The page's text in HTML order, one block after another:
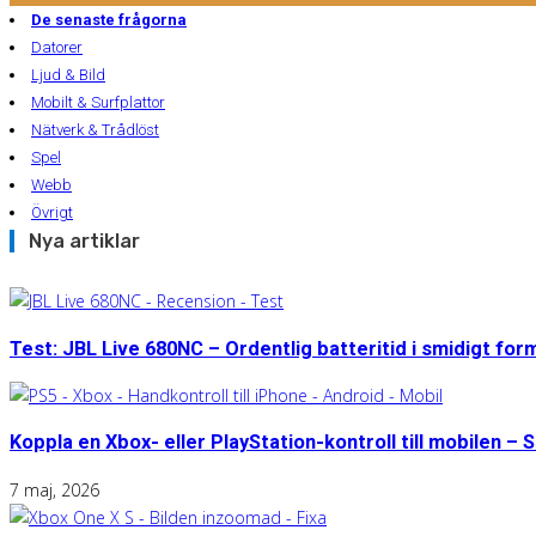
De senaste frågorna
Datorer
Ljud & Bild
Mobilt & Surfplattor
Nätverk & Trådlöst
Spel
Webb
Övrigt
Nya artiklar
Test: JBL Live 680NC – Ordentlig batteritid i smidigt
Koppla en Xbox- eller PlayStation-kontroll till mobilen –
7 maj, 2026